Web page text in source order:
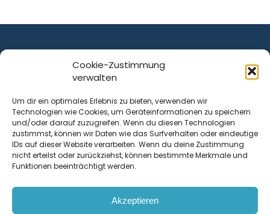
Cookie-Zustimmung
verwalten
Um dir ein optimales Erlebnis zu bieten, verwenden wir
Technologien wie Cookies, um Geräteinformationen zu speichern
und/oder darauf zuzugreifen. Wenn du diesen Technologien
zustimmst, können wir Daten wie das Surfverhalten oder eindeutige
IDs auf dieser Website verarbeiten. Wenn du deine Zustimmung
nicht erteilst oder zurückziehst, können bestimmte Merkmale und
Funktionen beeinträchtigt werden.
Akzeptieren
ist ein Service von
Krenn Real GmbH
Tischlerstraße 12
4050Traun| Österreich
Kontakt